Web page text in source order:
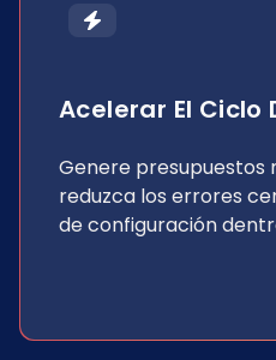
Acelerar El Ciclo
Genere presupuestos
reduzca los errores
de configuración